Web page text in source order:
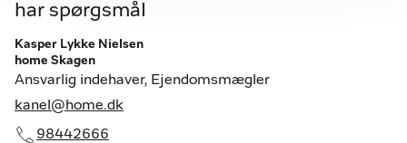
har spørgsmål
Kasper Lykke Nielsen
home Skagen
Ansvarlig indehaver, Ejendomsmægler
kanel@home.dk
98442666